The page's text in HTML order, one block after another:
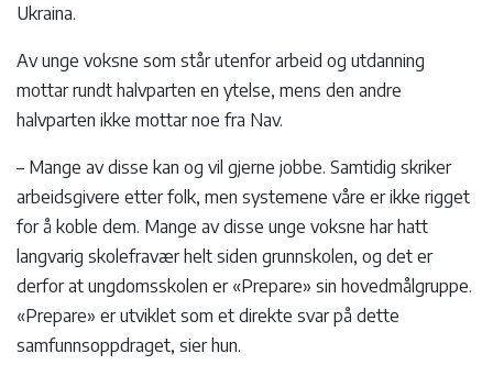
Ukraina.
Av unge voksne som står utenfor arbeid og utdanning
mottar rundt halvparten en ytelse, mens den andre
halvparten ikke mottar noe fra Nav.
– Mange av disse kan og vil gjerne jobbe. Samtidig skriker
arbeidsgivere etter folk, men systemene våre er ikke rigget
for å koble dem. Mange av disse unge voksne har hatt
langvarig skolefravær helt siden grunnskolen, og det er
derfor at ungdomsskolen er «Prepare» sin hovedmålgruppe.
«Prepare» er utviklet som et direkte svar på dette
samfunnsoppdraget, sier hun.